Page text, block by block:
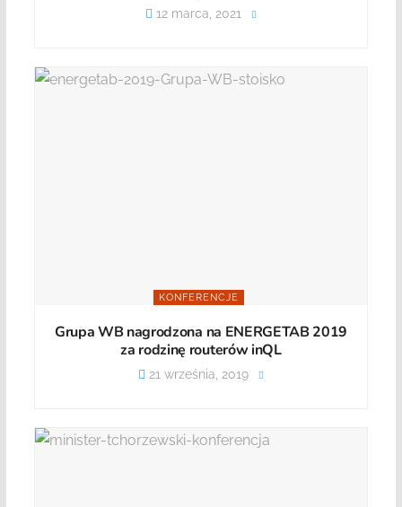
12 marca, 2021
KONFERENCJE
Grupa WB nagrodzona na ENERGETAB 2019
za rodzinę routerów inQL
21 września, 2019